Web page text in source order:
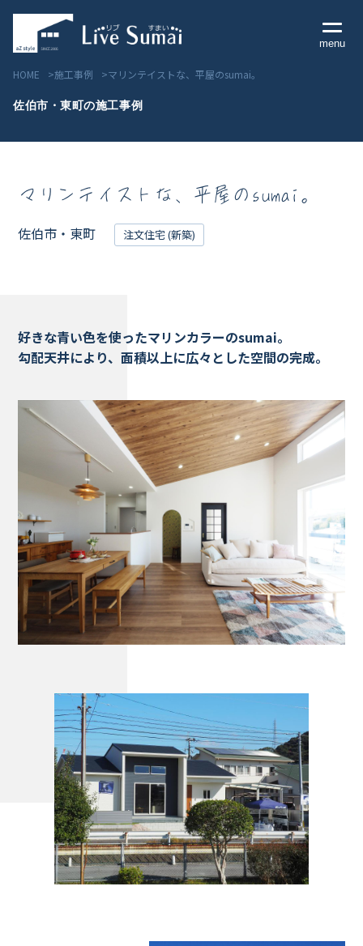
menu
Livesumai 住宅標準性能
Livesumai 家づくりの流れ
見学会／モデルハウス情報
物件情報
Works - 施工実績
オーナー様の声
完成案内
よくいただくご質問
お役立ちコラム
会社情報
代表挨拶
Staff ブログ&News
HOME 施工事例 マリンテイストな、平屋のsumai。
佐伯市・東町の施工事例
マリンテイストな、平屋のsumai。
佐伯市・東町
注文住宅 (新築)
好きな青い色を使ったマリンカラーのsumai。
勾配天井により、面積以上に広々とした空間の完成。